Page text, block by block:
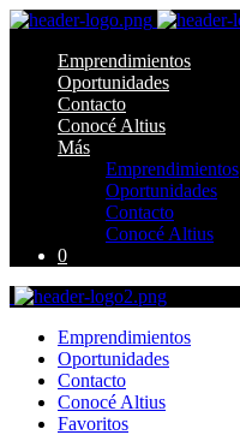
Emprendimientos
Oportunidades
Contacto
Conocé Altius
Más
Emprendimientos
Oportunidades
Contacto
Conocé Altius
0
Emprendimientos
Oportunidades
Contacto
Conocé Altius
Favoritos